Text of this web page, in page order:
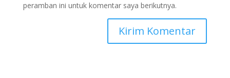
peramban ini untuk komentar saya berikutnya.